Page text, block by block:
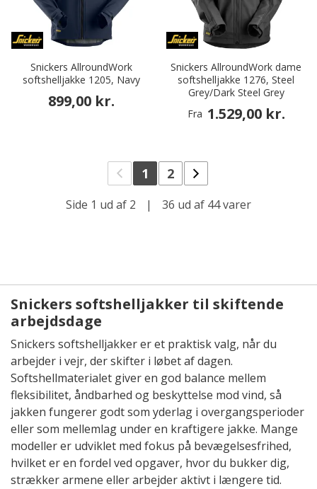
Snickers AllroundWork
softshelljakke 1205, Navy
899,00 kr.
Snickers AllroundWork dame
softshelljakke 1276, Steel
Grey/Dark Steel Grey
Fra 1.529,00 kr.
1 2
Side 1 ud af 2 | 36 ud af 44 varer
Snickers softshelljakker til skiftende
arbejdsdage
Snickers softshelljakker er et praktisk valg, når du
arbejder i vejr, der skifter i løbet af dagen.
Softshellmaterialet giver en god balance mellem
fleksibilitet, åndbarhed og beskyttelse mod vind, så
jakken fungerer godt som yderlag i overgangsperioder
eller som mellemlag under en kraftigere jakke. Mange
modeller er udviklet med fokus på bevægelsesfrihed,
hvilket er en fordel ved opgaver, hvor du bukker dig,
strækker armene eller arbejder aktivt i længere tid.